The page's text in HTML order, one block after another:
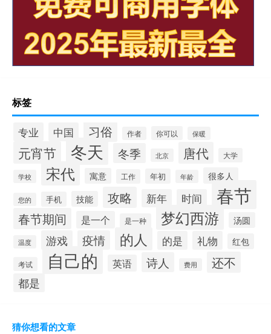
标签
专业 中国 习俗 作者 你可以 保暖
元宵节 冬天 冬季 北京 唐代 大学
学校 宋代 寓意 工作 年初 年龄 很多人
您的 手机 技能 攻略 新年 时间 春节
春节期间 是一个 是一种 梦幻西游 汤圆
温度 游戏 疫情 的人 的是 礼物 红包
考试 自己的 英语 诗人 费用 还不
都是
猜你想看的文章